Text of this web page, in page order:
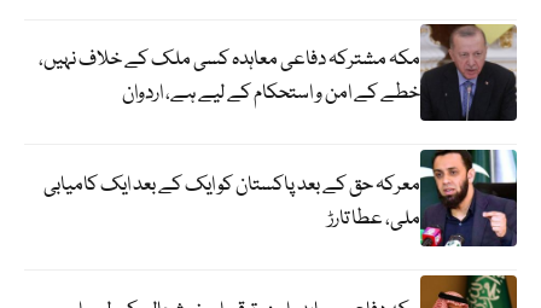
مکہ مشترکہ دفاعی معاہدہ کسی ملک کے خلاف نہیں،
خطے کے امن و استحکام کے لیے ہے، اردوان
معرکہ حق کے بعد پاکستان کو ایک کے بعد ایک کامیابی
ملی، عطا تارڑ